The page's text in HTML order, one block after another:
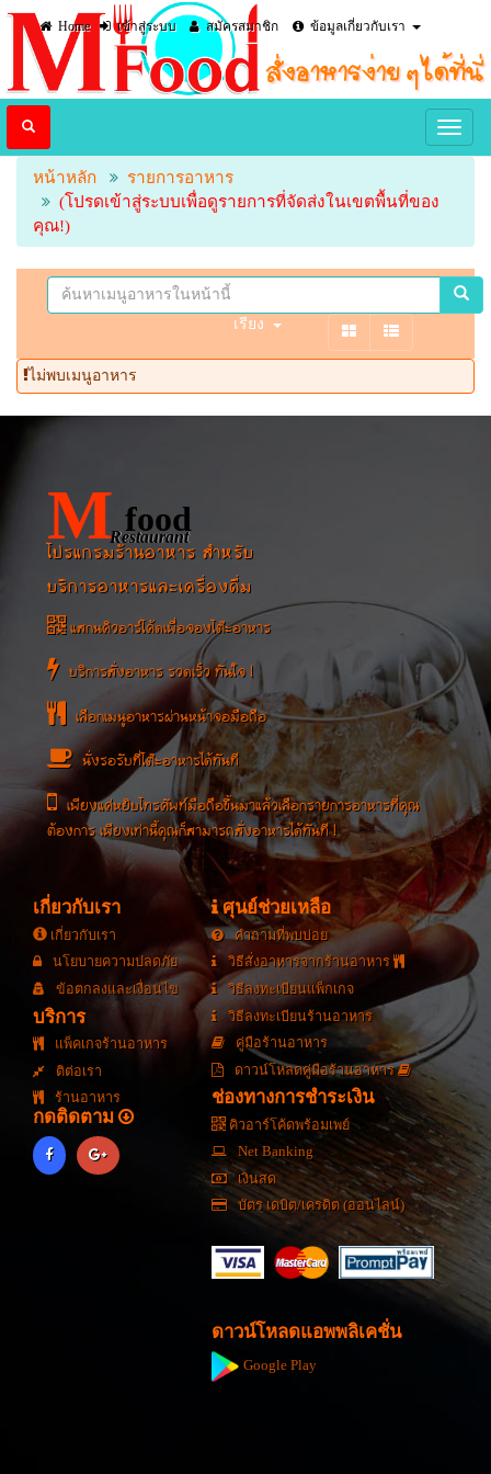
Home เข้าสู่ระบบ สมัครสมาชิก ข้อมูลเกี่ยวกับเรา
หน้าหลัก
รายการอาหาร
(โปรดเข้าสู่ระบบเพื่อดูรายการที่จัดส่งในเขตพื้นที่ของ
คุณ!)
เรียง
ไม่พบเมนูอาหาร
M food
Restaurant
โปรแกรมร้านอาหาร สำหรับ
บริการอาหารและเครื่องดื่ม
แสกนคิวอาร์โค้ดเพื่อจองโต๊ะอาหาร
บริการสั่งอาหาร รวดเร็ว ทันใจ !
เลือกเมนูอาหารผ่านหน้าจอมือถือ
นั่งรอรับที่โต๊ะอาหารได้ทันที
เพียงแค่หยิบโทรศัพท์มือถือขึ้นมาแล้วเลือกรายการอาหารที่คุณ
ต้องการ เพียงเท่านี้คุณก็สามารถสั่งอาหารได้ทันที !
เกี่ยวกับเรา
เกี่ยวกับเรา
นโยบายความปลดภัย
ข้อตกลงและเงื่อนไข
บริการ
แพ็คเกจร้านอาหาร
ติต่อเรา
ร้านอาหาร
กดติดตาม
ศุนย์ช่วยเหลือ
คำถามที่พบบ่อย
วิธีสั่งอาหารจากร้านอาหาร
วิธีลงทะเบียนแพ็กเกจ
วิธีลงทะเบียนร้านอาหาร
คู่มือร้านอาหาร
ดาวน์โหลดคู่มือร้านอาหาร
ช่องทางการชำระเงิน
คิวอาร์โค้ดพร้อมเพย์
Net Banking
เงินสด
บัตร เดบิต/เครดิต (ออนไลน์)
ดาวน์โหลดแอพพลิเคชั่น
Google Play